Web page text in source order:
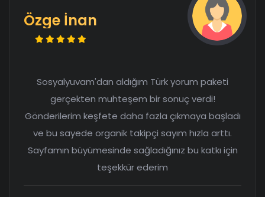
Özge İnan
Sosyalyuvam'dan aldığım Türk yorum paketi
gerçekten muhteşem bir sonuç verdi!
Gönderilerim keşfete daha fazla çıkmaya başladı
ve bu sayede organik takipçi sayım hızla arttı.
Sayfamın büyümesinde sağladığınız bu katkı için
teşekkür ederim